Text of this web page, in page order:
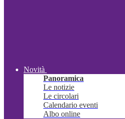
Novità
Panoramica
Le notizie
Le circolari
Calendario eventi
Albo online